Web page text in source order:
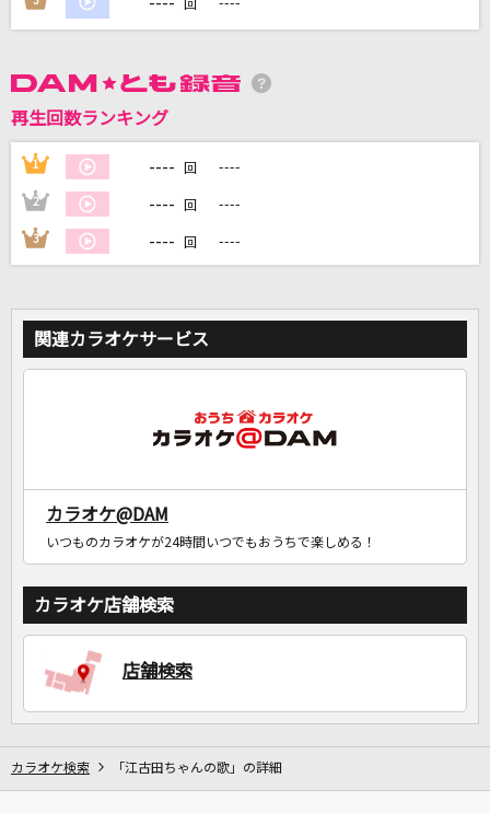
DAMに会員登録・ログインして
カラオケをもっと楽しもう！
自宅でカラオケ歌い放題！
家族や友達と一緒に！練習にも！
回
再生回数ランキング
1 ---- 回 ----
2 ---- 回 ----
3 ---- 回 ----
関連カラオケサービス
カラオケ@DAM
いつものカラオケが24時間いつでもおうちで楽しめる！
カラオケ店舗検索
店舗検索
カラオケ検索 「江古田ちゃんの歌」の詳細